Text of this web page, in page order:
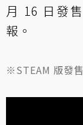
月 16 日發
報。
※STEAM 版發